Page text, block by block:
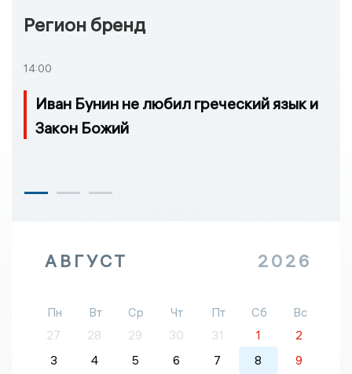
Регион бренд
14:00
Иван Бунин не любил греческий язык и
Закон Божий
АВГУСТ 2026
Пн Вт Ср Чт Пт Сб
Вс
27
28 29 30 31 1
2
3
4 5 6 7 8 9